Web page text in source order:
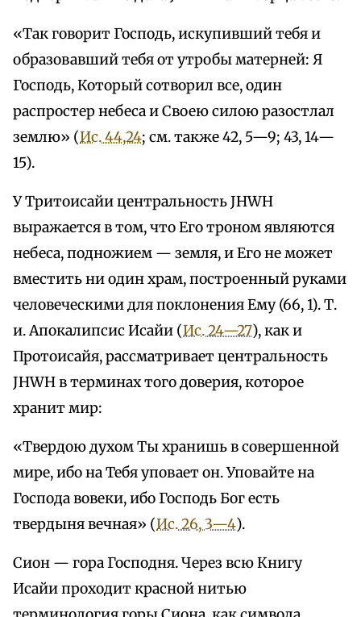
«Так говорит Господь, искупивший тебя и
образовавший тебя от утробы матерней: Я
Господь, Который сотворил все, один
распростер небеса и Своею силою разостлал
землю» (Ис. 44,24; см. также 42, 5—9; 43, 14—
15).
У Тритоисайи центральность JHWH
выражается в том, что Его троном являются
небеса, подножием — земля, и Его не может
вместить ни один храм, построенный руками
человеческими для поклонения Ему (66, 1). Т.
и. Апокалипсис Исайи (Ис. 24—27), как и
Протоисайя, рассматривает центральность
JHWH в терминах того доверия, которое
хранит мир:
«Твердою духом Ты хранишь в совершенной
мире, ибо на Тебя уповает он. Уповайте на
Господа вовеки, ибо Господь Бог есть
твердыня вечная» (Ис. 26, 3—4).
Сион — гора Господня. Через всю Книгу
Исайи проходит красной нитью